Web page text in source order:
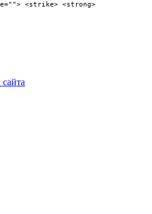
<strike> <strong>